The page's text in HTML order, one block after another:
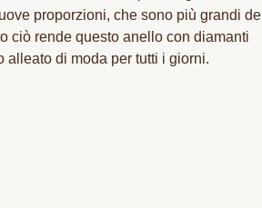
proporzioni, che sono più grandi del
ciò rende questo anello con diamanti
alleato di moda per tutti i giorni.